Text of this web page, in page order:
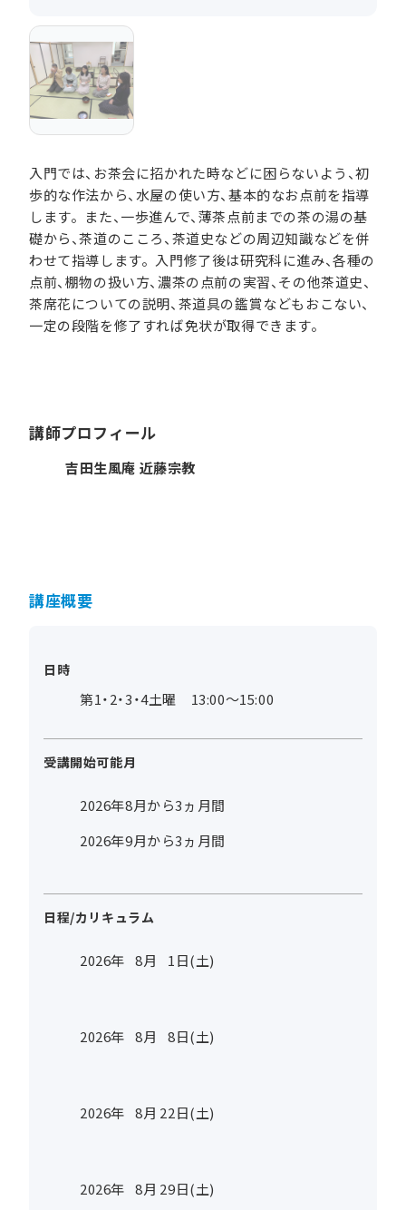
入門では、お茶会に招かれた時などに困らないよう、初
歩的な作法から、水屋の使い方、基本的なお点前を指導
します。また、一歩進んで、薄茶点前までの茶の湯の基
礎から、茶道のこころ、茶道史などの周辺知識などを併
わせて指導します。入門修了後は研究科に進み、各種の
点前、棚物の扱い方、濃茶の点前の実習、その他茶道史、
茶席花についての説明、茶道具の鑑賞などもおこない、
一定の段階を修了すれば免状が取得できます。
講師プロフィール
吉田生風庵 近藤宗教
講座概要
日時
第1・2・3・4土曜 13:00～15:00
受講開始可能月
2026年8月から3ヵ月間
2026年9月から3ヵ月間
日程/カリキュラム
2026年 8月 1日(土)
2026年 8月 8日(土)
2026年 8月 22日(土)
2026年 8月 29日(土)